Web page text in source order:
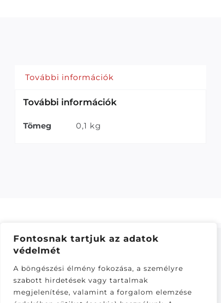
Fontosnak tartjuk az adatok
védelmét
A böngészési élmény fokozása, a személyre
szabott hirdetések vagy tartalmak
megjelenítése, valamint a forgalom elemzése
További információk
További információk
Tömeg 0,1 kg
ELÁLLÁS
Látogatók: